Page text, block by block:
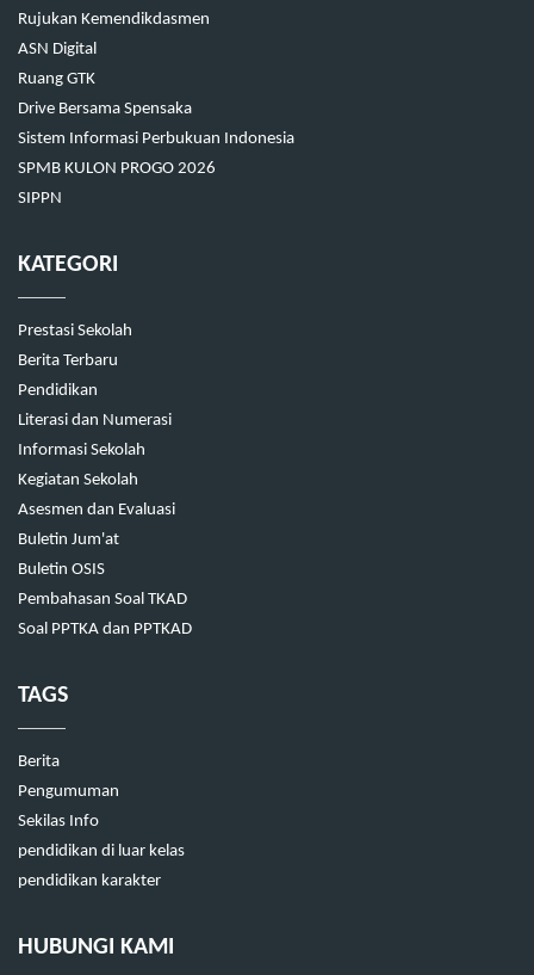
Rujukan Kemendikdasmen
ASN Digital
Ruang GTK
Drive Bersama Spensaka
Sistem Informasi Perbukuan Indonesia
SPMB KULON PROGO 2026
SIPPN
KATEGORI
Prestasi Sekolah
Berita Terbaru
Pendidikan
Literasi dan Numerasi
Informasi Sekolah
Kegiatan Sekolah
Asesmen dan Evaluasi
Buletin Jum'at
Buletin OSIS
Pembahasan Soal TKAD
Soal PPTKA dan PPTKAD
TAGS
Berita
Pengumuman
Sekilas Info
pendidikan di luar kelas
pendidikan karakter
HUBUNGI KAMI